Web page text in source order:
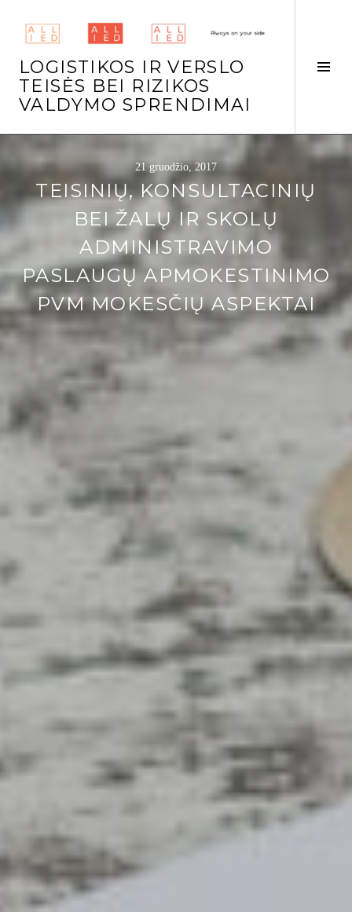
content
LOGISTIKOS IR VERSLO
TEISĖS BEI RIZIKOS
VALDYMO SPRENDIMAI
21 gruodžio, 2017
TEISINIŲ, KONSULTACINIŲ
BEI ŽALŲ IR SKOLŲ
ADMINISTRAVIMO
PASLAUGŲ APMOKESTINIMO
PVM MOKESČIŲ ASPEKTAI